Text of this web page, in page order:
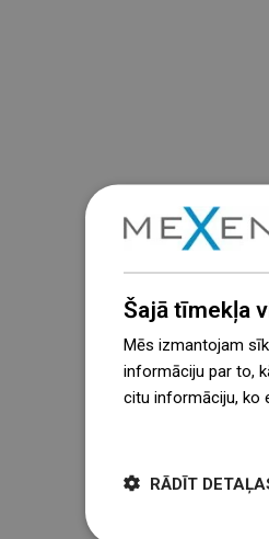
Šajā tīmekļa
Mēs izmantojam
informāciju par to,
citu informāciju, ko
RĀDĪT